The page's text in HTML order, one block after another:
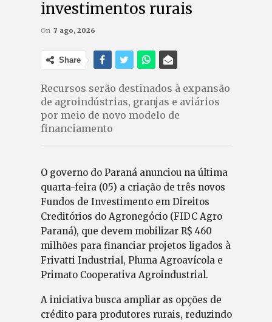
investimentos rurais
On 7 ago, 2026
Share
Recursos serão destinados à expansão
de agroindústrias, granjas e aviários
por meio de novo modelo de
financiamento
O governo do Paraná anunciou na última
quarta-feira (05) a criação de três novos
Fundos de Investimento em Direitos
Creditórios do Agronegócio (FIDC Agro
Paraná), que devem mobilizar R$ 460
milhões para financiar projetos ligados à
Frivatti Industrial, Pluma Agroavícola e
Primato Cooperativa Agroindustrial.
A iniciativa busca ampliar as opções de
crédito para produtores rurais, reduzindo